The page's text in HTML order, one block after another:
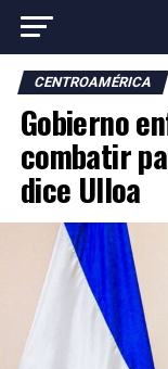
CENTROAMÉRICA
Gobierno
combatir
dice Ulloa